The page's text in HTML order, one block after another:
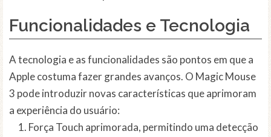
Funcionalidades e Tecnologia
A tecnologia e as funcionalidades são pontos em que a
Apple costuma fazer grandes avanços. O Magic Mouse
3 pode introduzir novas características que aprimoram
a experiência do usuário:
Força Touch aprimorada, permitindo uma detecção